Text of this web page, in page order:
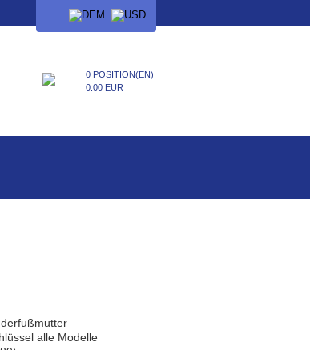
0 POSITION(EN)
0.00 EUR